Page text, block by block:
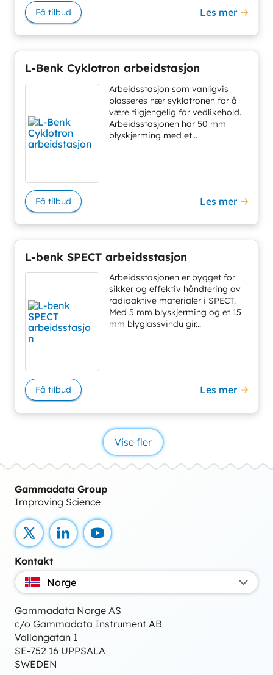
Få tilbud Les mer
L-Benk Cyklotron arbeidstasjon
Arbeidsstasjon som vanligvis
plasseres nær syklotronen for å
være tilgjengelig for vedlikehold.
Arbeidsstasjonen har 50 mm
blyskjerming med et...
Få tilbud Les mer
L-benk SPECT arbeidsstasjon
Arbeidsstasjonen er bygget for
sikker og effektiv håndtering av
radioaktive materialer i SPECT.
Med 5 mm blyskjerming og et 15
mm blyglassvindu gir...
Få tilbud Les mer
Vise fler
Gammadata Group
Improving Science
X LinkedInYouTube
Kontakt
Norge
Gammadata Norge AS
c/o Gammadata Instrument AB
Vallongatan 1
SE-752 16 UPPSALA
SWEDEN